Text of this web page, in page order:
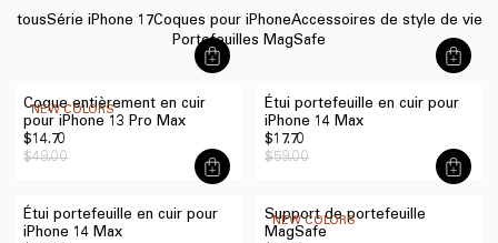
tousSérie iPhone 17Coques pour iPhoneAccessoires de style de vie
Portefeuilles MagSafe
NEW COLORS
商
ぐ
に
加
Coque entièrement en cuir
pour iPhone 13 Pro Max
Prix
promotionnel
$14.70
Prix
habituel
$49.00
商
を
ぐ
に
Étui portefeuille en cuir pour
iPhone 14 Max
Prix
promotionnel
$17.70
Prix
habituel
$59.00
商
を
Étui portefeuille en cuir pour
iPhone 14 Max
NEW COLORS
商
Support de portefeuille
MagSafe